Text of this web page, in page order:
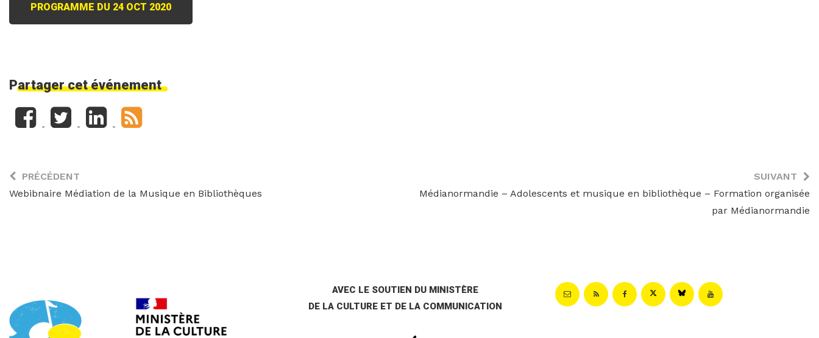
PROGRAMME DU 24 OCT 2020
Partager cet événement
PRÉCÉDENT
Webibnaire Médiation de la Musique en Bibliothèques
SUIVANT
Médianormandie – Adolescents et musique en bibliothèque – Formation organisée
par Médianormandie
AVEC LE SOUTIEN DU MINISTÈRE
DE LA CULTURE ET DE LA COMMUNICATION